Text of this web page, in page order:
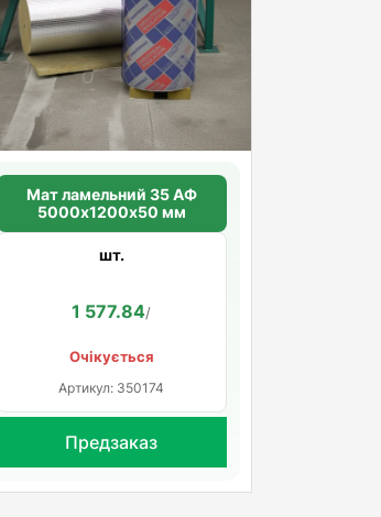
Мат ламельний 35 АФ
5000х1200х50 мм
шт.
1 577.84/
Очікується
Артикул: 350174
Предзаказ